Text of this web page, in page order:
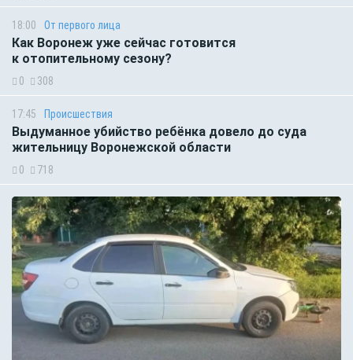
18:00 От первого лица
Как Воронеж уже сейчас готовится
к отопительному сезону?
0 308
17:45 Происшествия
Выдуманное убийство ребёнка довело до суда
жительницу Воронежской области
0 718